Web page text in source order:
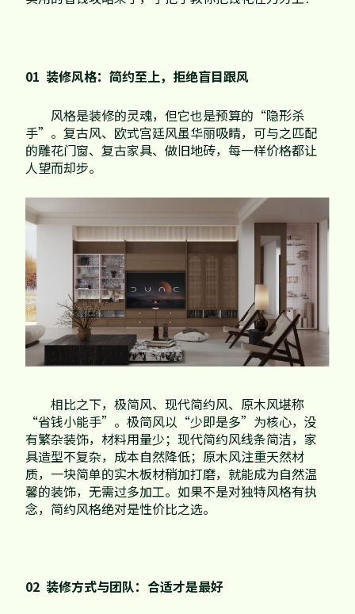
基本信息
公司公告
公司治理
股票信息
互动交流
01 装修风格：简约至上，拒绝盲目跟风
风格是装修的灵魂，但它也是预算的“隐形杀
手”。复古风、欧式宫廷风虽华丽吸睛，可与之匹配
的雕花门窗、复古家具、做旧地砖，每一样价格都让
人望而却步。
相比之下，极简风、现代简约风、原木风堪称
“省钱小能手”。极简风以“少即是多”为核心，没
有繁杂装饰，材料用量少；现代简约风线条简洁，家
具造型不复杂，成本自然降低；原木风注重天然材
质，一块简单的实木板材稍加打磨，就能成为自然温
馨的装饰，无需过多加工。如果不是对独特风格有执
念，简约风格绝对是性价比之选。
02 装修方式与团队：合适才是最好